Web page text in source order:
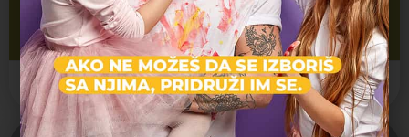
Kreativne radionice za decu i omladinu u Ložionici
Ložionica Cena: Besplatno Radionica
Ložionica